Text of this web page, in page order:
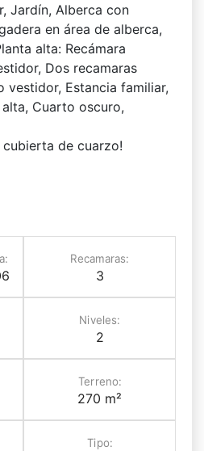
Jardín, Alberca con
en área de alberca,
alta: Recámara
Dos recamaras
vestidor, Estancia familiar,
Cuarto oscuro,
de cuarzo!
Recamaras:
3
Niveles:
2
Terreno:
270 m²
Tipo: